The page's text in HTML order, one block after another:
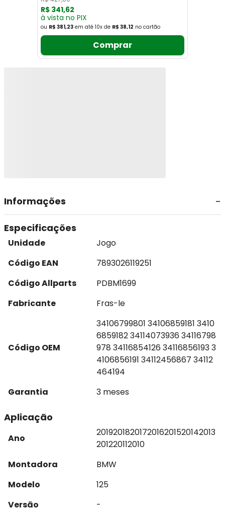
R$ 341,62
à vista no PIX
ou R$ 381,23 em até 10x de R$ 38,12 no cartão
Comprar
Informações
Especificações
Unidade
Jogo
Código EAN
7893026119251
Código Allparts
PDBM1699
Fabricante
Fras-le
Código OEM
34106799801 34106859181 3410
6859182 34114073936 34116798
978 34116854126 34116856193 3
4106856191 34112456867 34112
464194
Garantia
3 meses
Aplicação
Ano
2019201820172016201520142013
201220112010
Montadora
BMW
Modelo
125
Versão
-